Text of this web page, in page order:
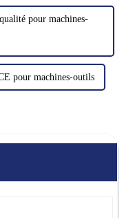
pour machines-
pour machines-outils